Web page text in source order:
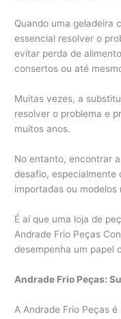
Quando uma geladeira
essencial resolver o
evitar perda de
consertos ou até
Muitas vezes, a
resolver o problema e
muitos anos.
No entanto, encontrar
desafio, especialmente
importadas ou
É aí que uma loja de
Andrade Frio Peças
desempenha um papel
Andrade Frio Peças:
A Andrade Frio Peças